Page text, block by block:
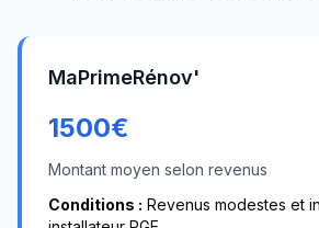
MaPrimeRénov'
1500€
Montant moyen selon revenus
Conditions : Revenus modestes et